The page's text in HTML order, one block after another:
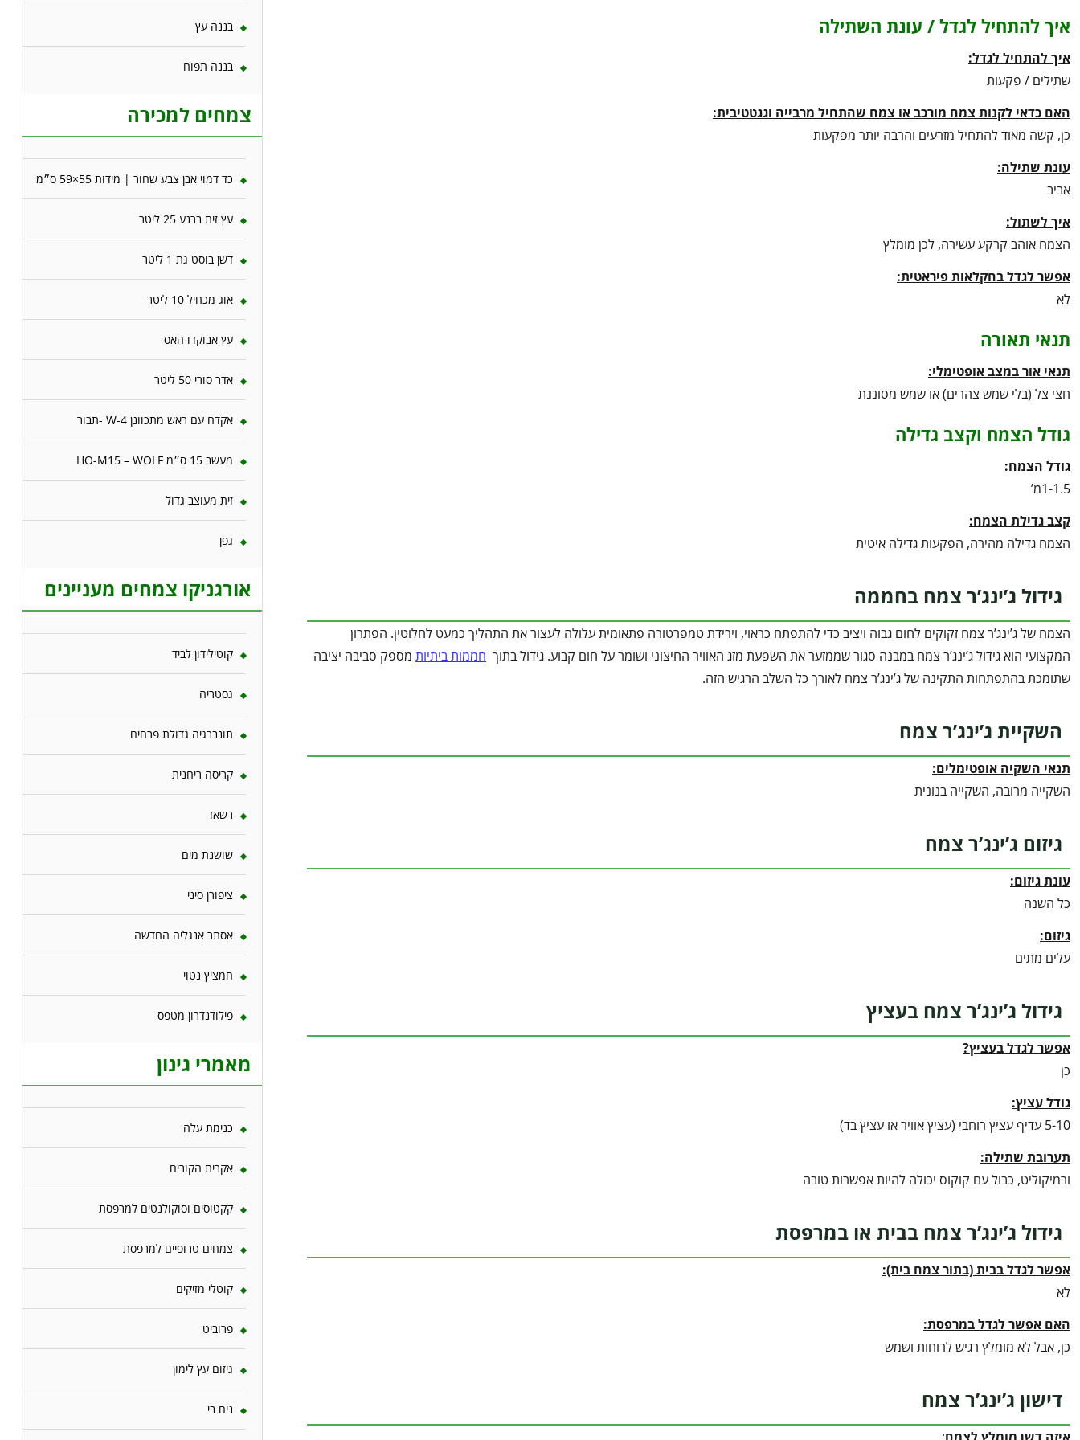
איך להתחיל לגדל / עונת השתילה
איך להתחיל לגדל:
שתילים / פקעות
האם כדאי לקנות צמח מורכב או צמח שהתחיל מרבייה וגגטטיבית:
כן, קשה מאוד להתחיל מזרעים והרבה יותר מפקעות
עונת שתילה:
אביב
איך לשתול:
הצמח אוהב קרקע עשירה, לכן מומלץ
אפשר לגדל בחקלאות פיראטית:
לא
תנאי תאורה
תנאי אור במצב אופטימלי:
חצי צל (בלי שמש צהרים) או שמש מסוננת
גודל הצמח וקצב גדילה
גודל הצמח:
1-1.5מ’
קצב גדילת הצמח:
הצמח גדילה מהירה, הפקעות גדילה איטית
גידול ג’ינג’ר צמח בחממה
הצמח של ג’ינג’ר צמח זקוקים לחום גבוה ויציב כדי להתפתח כראוי, וירידת טמפרטורה פתאומית עלולה לעצור את התהליך כמעט לחלוטין. הפתרון
המקצועי הוא גידול ג’ינג’ר צמח במבנה סגור שממזער את השפעת מזג האוויר החיצוני ושומר על חום קבוע. גידול בתוך חממות ביתיות מספק סביבה יציבה
שתומכת בהתפתחות התקינה של ג’ינג’ר צמח לאורך כל השלב הרגיש הזה.
השקיית ג’ינג’ר צמח
תנאי השקיה אופטימלים:
השקייה מרובה, השקייה בנונית
גיזום ג’ינג’ר צמח
עונת גיזום:
כל השנה
גיזום:
עלים מתים
גידול ג’ינג’ר צמח בעציץ
אפשר לגדל בעציץ?
כן
גודל עציץ:
5-10 עדיף עציץ רוחבי (עציץ אוויר או עציץ בד)
תערובת שתילה:
ורמיקוליט, כבול עם קוקוס יכולה להיות אפשרות טובה
גידול ג’ינג’ר צמח בבית או במרפסת
אפשר לגדל בבית (בתור צמח בית):
לא
האם אפשר לגדל במרפסת:
כן, אבל לא מומלץ רגיש לרוחות ושמש
דישון ג’ינג’ר צמח
בננה עץ
בננה תפוח
צמחים למכירה
כד דמוי אבן צבע שחור | מידות 55×59 ס״מ
עץ זית ברנע 25 ליטר
דשן בוסט גת 1 ליטר
אוג מכחיל 10 ליטר
עץ אבוקדו האס
אדר סורי 50 ליטר
אקדח עם ראש מתכוונן W-4 -תבור
מעשב 15 ס״מ HO-M15 – WOLF
זית מעוצב גדול
גפן
אורגניקו צמחים מעניינים
קוטילידון לביד
גסטריה
תונברגיה גדולת פרחים
קריסה ריחנית
רשאד
שושנת מים
ציפורן סיני
אסתר אנגליה החדשה
חמציץ נטוי
פילודנדרון מטפס
מאמרי גינון
כנימת עלה
אקרית הקורים
קקטוסים וסוקולנטים למרפסת
צמחים טרופיים למרפסת
קוטלי מזיקים
פרוביט
גיזום עץ לימון
נים בי